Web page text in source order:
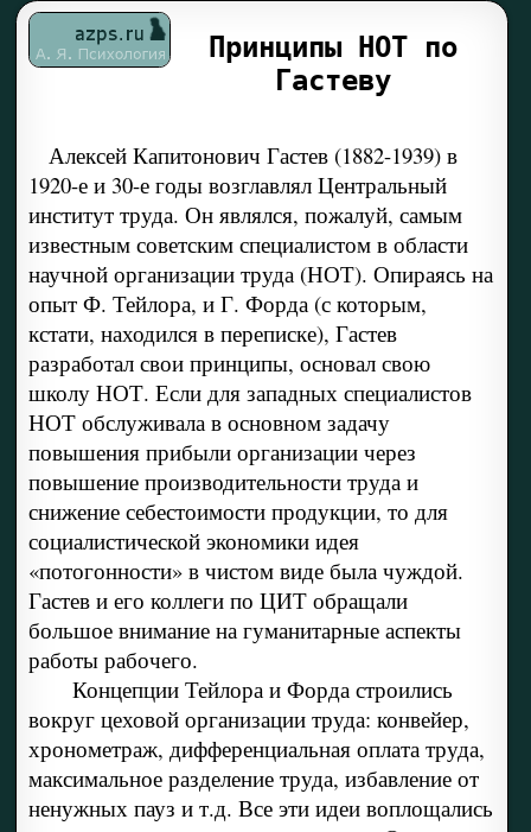
Принципы НОТ по
Гастеву
Алексей Капитонович Гастев (1882-1939) в
1920-е и 30-е годы возглавлял Центральный
институт труда. Он являлся, пожалуй, самым
известным советским специалистом в области
научной организации труда (НОТ). Опираясь на
опыт Ф. Тейлора, и Г. Форда (с которым,
кстати, находился в переписке), Гастев
разработал свои принципы, основал свою
школу НОТ. Если для западных специалистов
НОТ обслуживала в основном задачу
повышения прибыли организации через
повышение производительности труда и
снижение себестоимости продукции, то для
социалистической экономики идея
«потогонности» в чистом виде была чуждой.
Гастев и его коллеги по ЦИТ обращали
большое внимание на гуманитарные аспекты
работы рабочего.
Концепции Тейлора и Форда строились
вокруг цеховой организации труда: конвейер,
хронометраж, дифференциальная оплата труда,
максимальное разделение труда, избавление от
ненужных пауз и т.д. Все эти идеи воплощались